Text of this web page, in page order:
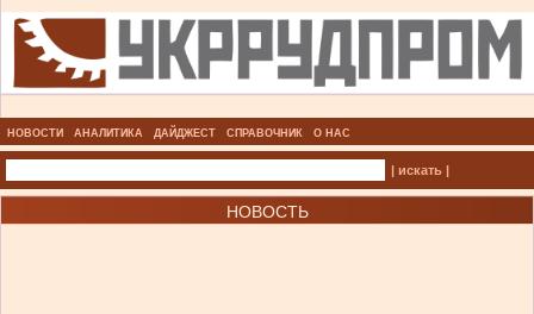
НОВОСТИ АНАЛИТИКА ДАЙДЖЕСТ СПРАВОЧНИК О НАС
| искать |
НОВОСТЬ